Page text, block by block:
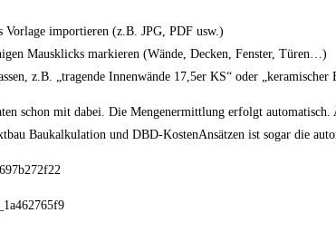
importieren (z.B. JPG, PDF usw.)
Mausklicks markieren (Wände, Decken, Fenster, Türen…)
z.B. „tragende Innenwände 17,5er KS“ oder „keramischer
schon mit dabei. Die Mengenermittlung erfolgt
Baukalkulation und DBD-KostenAnsätzen ist sogar die